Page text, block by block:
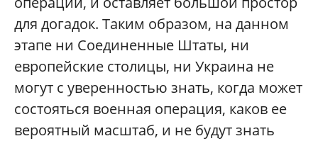
для догадок. Таким образом, на данном
этапе ни Соединенные Штаты, ни
европейские столицы, ни Украина не
могут с уверенностью знать, когда может
состояться военная операция, каков ее
вероятный масштаб, и не будут знать